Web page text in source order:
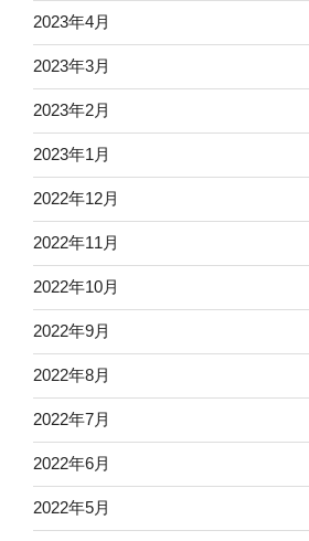
2023年4月
2023年3月
2023年2月
2023年1月
2022年12月
2022年11月
2022年10月
2022年9月
2022年8月
2022年7月
2022年6月
2022年5月